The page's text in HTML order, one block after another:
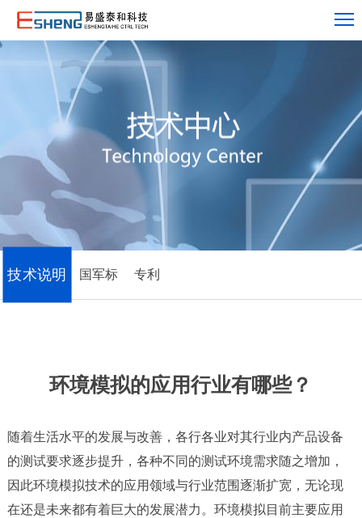
技术说明 国军标 专利
环境模拟的应用行业有哪些？
随着生活水平的发展与改善，各行各业对其行业内产品设备
的测试要求逐步提升，各种不同的测试环境需求随之增加，
因此环境模拟技术的应用领域与行业范围逐渐扩宽，无论现
在还是未来都有着巨大的发展潜力。环境模拟目前主要应用